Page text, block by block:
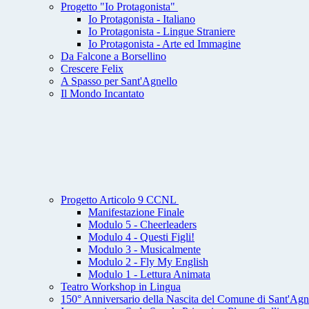
Progetto "Io Protagonista"
Io Protagonista - Italiano
Io Protagonista - Lingue Straniere
Io Protagonista - Arte ed Immagine
Da Falcone a Borsellino
Crescere Felix
A Spasso per Sant'Agnello
Il Mondo Incantato
Progetto Articolo 9 CCNL
Manifestazione Finale
Modulo 5 - Cheerleaders
Modulo 4 - Questi Figli!
Modulo 3 - Musicalmente
Modulo 2 - Fly My English
Modulo 1 - Lettura Animata
Teatro Workshop in Lingua
150° Anniversario della Nascita del Comune di